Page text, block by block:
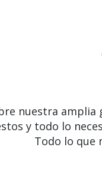
nuestra
y todo lo
Todo lo que